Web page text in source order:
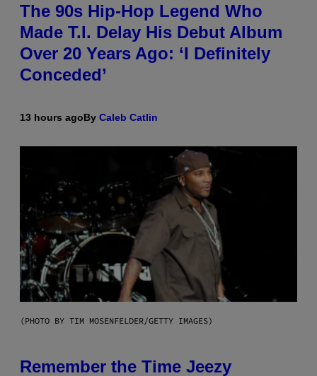
The 90s Hip-Hop Legend Who
Made T.I. Delay His Debut Album
Over 20 Years Ago: ‘I Definitely
Conceded’
13 hours agoBy Caleb Catlin
(PHOTO BY TIM MOSENFELDER/GETTY IMAGES)
Remember the Time Jeezy